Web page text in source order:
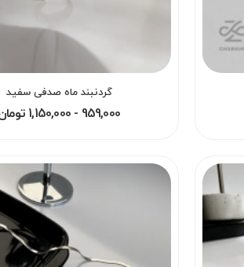
گردنبند ماه صدفی سفید
959,000 - 1,150,000 تومان